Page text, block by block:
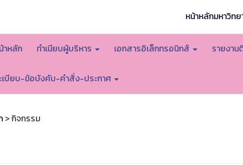
หน้าหลักมหาวิท
าหลัก ทำเนียบผู้บริหาร เอกสารอิเล็กทรอนิกส์ รายงาน
เบียบ-ข้อบังคับ-คำสั่ง-ประกาศ
> กิจกรรม